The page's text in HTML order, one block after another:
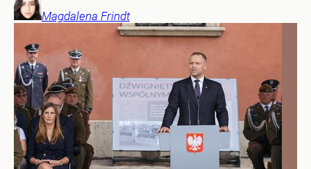
Magdalena Frindt